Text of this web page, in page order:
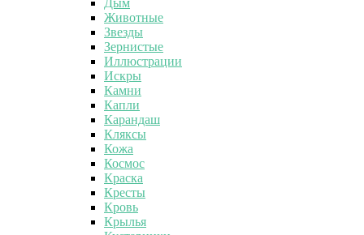
Дым
Животные
Звезды
Зернистые
Иллюстрации
Искры
Камни
Капли
Карандаш
Кляксы
Кожа
Космос
Краска
Кресты
Кровь
Крылья